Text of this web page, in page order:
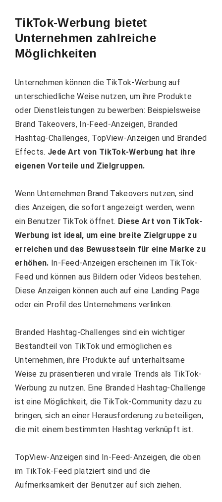
TikTok-Werbung bietet
Unternehmen zahlreiche
Möglichkeiten
Unternehmen können die TikTok-Werbung auf
unterschiedliche Weise nutzen, um ihre Produkte
oder Dienstleistungen zu bewerben: Beispielsweise
Brand Takeovers, In-Feed-Anzeigen, Branded
Hashtag-Challenges, TopView-Anzeigen und Branded
Effects. Jede Art von TikTok-Werbung hat ihre
eigenen Vorteile und Zielgruppen.
Wenn Unternehmen Brand Takeovers nutzen, sind
dies Anzeigen, die sofort angezeigt werden, wenn
ein Benutzer TikTok öffnet. Diese Art von TikTok-
Werbung ist ideal, um eine breite Zielgruppe zu
erreichen und das Bewusstsein für eine Marke zu
erhöhen. In-Feed-Anzeigen erscheinen im TikTok-
Feed und können aus Bildern oder Videos bestehen.
Diese Anzeigen können auch auf eine Landing Page
oder ein Profil des Unternehmens verlinken.
Branded Hashtag-Challenges sind ein wichtiger
Bestandteil von TikTok und ermöglichen es
Unternehmen, ihre Produkte auf unterhaltsame
Weise zu präsentieren und virale Trends als TikTok-
Werbung zu nutzen. Eine Branded Hashtag-Challenge
ist eine Möglichkeit, die TikTok-Community dazu zu
bringen, sich an einer Herausforderung zu beteiligen,
die mit einem bestimmten Hashtag verknüpft ist.
TopView-Anzeigen sind In-Feed-Anzeigen, die oben
im TikTok-Feed platziert sind und die
Aufmerksamkeit der Benutzer auf sich ziehen.